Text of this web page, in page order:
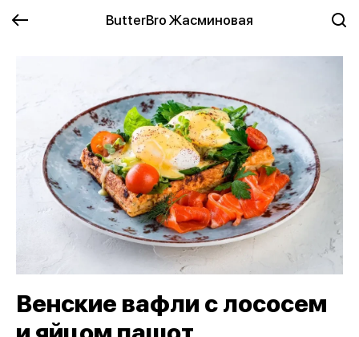
ButterBro Жасминовая
Венские вафли с лососем